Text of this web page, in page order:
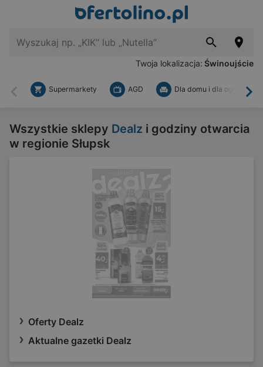
Twoja lokalizacja: Świnoujście
Wstecz
Supermarkety AGD Dla domu i dla ogrodu
Wszystkie sklepy Dealz i godziny otwarcia
w regionie Słupsk
Oferty Dealz
Aktualne gazetki Dealz